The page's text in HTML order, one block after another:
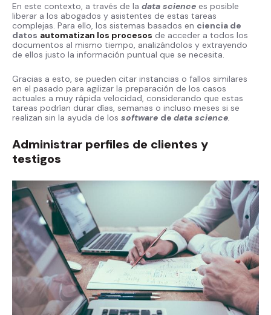
En este contexto, a través de la data science es posible
liberar a los abogados y asistentes de estas tareas
complejas. Para ello, los sistemas basados en ciencia de
datos automatizan los procesos de acceder a todos los
documentos al mismo tiempo, analizándolos y extrayendo
de ellos justo la información puntual que se necesita.
Gracias a esto, se pueden citar instancias o fallos similares
en el pasado para agilizar la preparación de los casos
actuales a muy rápida velocidad, considerando que estas
tareas podrían durar días, semanas o incluso meses si se
realizan sin la ayuda de los software de data science.
Administrar perfiles de clientes y
testigos